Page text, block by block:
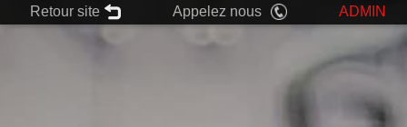
Retour site Appelez nous ADMIN